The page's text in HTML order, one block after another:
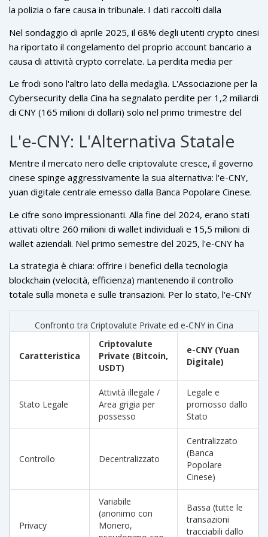
la polizia o fare causa in tribunale. I dati raccolti dalla
nonostante il firewall, mostrano una situazione
preoccupante.
Nel sondaggio di aprile 2025, il 68% degli utenti crypto cinesi
ha riportato il congelamento del proprio account bancario a
causa di attività crypto correlate. La perdita media per
l'82% degli intervistati ha dichiarato di continuare a operare
nonostante questi rischi, e il 45% ha addirittura aumentato i
propri investimenti rispetto al 2024.
Le frodi sono l'altro lato della medaglia. L'Associazione per la
Cybersecurity della Cina ha segnalato perdite per 1,2 miliardi
di CNY (165 milioni di dollari) solo nel primo trimestre del
utenti devono verificare i controparti attraverso sei canali
telefono temporanei e altri stratagemmi per proteggersi.
L'e-CNY: L'Alternativa Statale
Mentre il mercato nero delle criptovalute cresce, il governo
cinese spinge aggressivamente la sua alternativa: l'e-CNY,
yuan digitale centrale emesso dalla Banca Popolare Cinese.
controllato direttamente dallo stato.
Le cifre sono impressionanti. Alla fine del 2024, erano stati
attivati oltre 260 milioni di wallet individuali e 15,5 milioni di
wallet aziendali. Nel primo semestre del 2025, l'e-CNY ha
dollari). Il governo sta testando pagamenti in yuan digitale
per i dipendenti pubblici nelle zone pilota e sta espandendo
l'integrazione nei trasporti, nelle telecomunicazioni e negli
La strategia è chiara: offrire i benefici della tecnologia
blockchain (velocità, efficienza) mantenendo il controllo
totale sulla moneta e sulle transazioni. Per lo stato, l'e-CNY
è la soluzione; per molti cittadini, le criptovalute private
rimangono l'unica via per la libertà finanziaria internazionale.
Confronto tra Criptovalute Private ed e-CNY in Cina
Caratteristica
Criptovalute
Private (Bitcoin,
USDT)
e-CNY (Yuan
Digitale)
Stato Legale
Attività illegale /
Area grigia per
possesso
Legale e
promosso dallo
Stato
Controllo Decentralizzato
Centralizzato
(Banca
Popolare
Cinese)
Privacy
Variabile
(anonimo con
Monero,
Bassa (tutte le
transazioni
tracciabili dallo